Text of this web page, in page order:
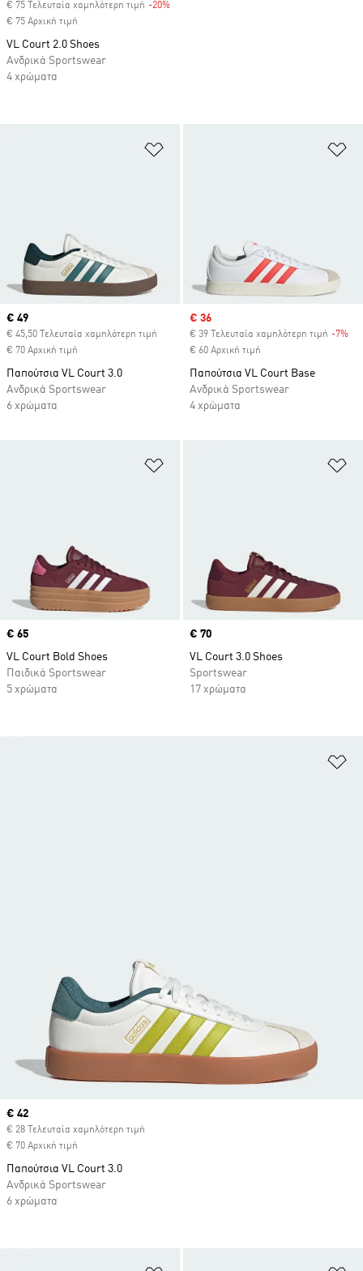
Προσθήκη στη Λίστα Επιθυμιών
Current price
€ 49
€ 45,50 Τελευταία χαμηλότερη τιμή
€ 70 Αρχική τιμή
Παπούτσια VL Court 3.0
Ανδρικά Sportswear
6 χρώματα
Sale price
€ 36
€ 39 Τελευταία χαμηλότερη τιμή -7%
€ 60 Αρχική τιμή
Παπούτσια VL Court Base
Ανδρικά Sportswear
4 χρώματα
Προσθήκη στη Λίστα Επιθυμιών
Price
€ 65
VL Court Bold Shoes
Παιδικά Sportswear
5 χρώματα
Price
€ 70
VL Court 3.0 Shoes
Sportswear
17 χρώματα
€ 75 Τελευταία χαμηλότερη τιμή -20%
€ 75 Αρχική τιμή
VL Court 2.0 Shoes
Ανδρικά Sportswear
4 χρώματα
Current price
€ 42
€ 28 Τελευταία χαμηλότερη τιμή
€ 70 Αρχική τιμή
Παπούτσια VL Court 3.0
Ανδρικά Sportswear
6 χρώματα